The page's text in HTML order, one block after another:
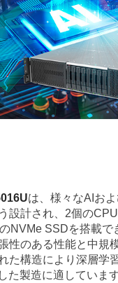
は、様々なAIお
設計され、2個の
NVMe SSDを搭載で
性のある性能と中規
た構造により深層学
た製造に適しています